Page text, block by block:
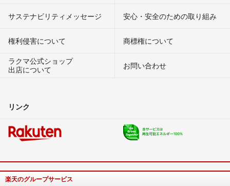
サステナビリティメッセージ 安心・安全のための取り組み
権利侵害について
商標権について
ラクマ公式ショップ
出店について
お問い合わせ
リンク
楽天のグループサービス